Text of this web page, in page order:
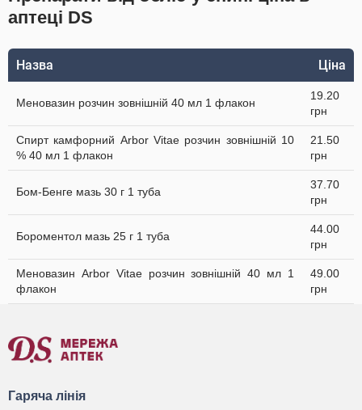
аптеці DS
Назва Ціна
Меновазин розчин зовнішній 40 мл 1 флакон
19.20
грн
Спирт камфорний Arbor Vitae розчин зовнішній 10
% 40 мл 1 флакон
21.50
грн
Бом-Бенге мазь 30 г 1 туба
37.70
грн
Бороментол мазь 25 г 1 туба
44.00
грн
Меновазин Arbor Vitae розчин зовнішній 40 мл 1
флакон
49.00
грн
Гаряча лінія